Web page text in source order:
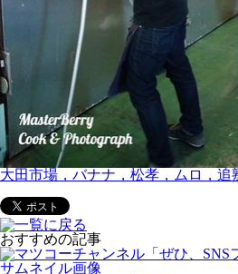
大田市場，バナナ，松孝，ムロ，追
おすすめの記事